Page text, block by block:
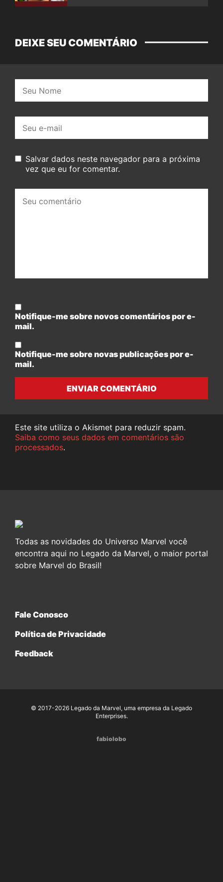
DEIXE SEU COMENTÁRIO
mail:
Salvar dados neste navegador para a próxima
vez que eu for comentar.
comentário:
Notifique-me sobre novos comentários por e-
mail.
Notifique-me sobre novas publicações por e-
mail.
ENVIAR COMENTÁRIO
Este site utiliza o Akismet para reduzir spam.
Saiba como seus dados em comentários são
processados.
Todas as novidades do Universo Marvel você
encontra aqui no Legado da Marvel, o maior portal
sobre Marvel do Brasil!
Fale Conosco
Política de Privacidade
Feedback
© 2017-2026 Legado da Marvel, uma empresa da Legado
Enterprises.
fabiolobo